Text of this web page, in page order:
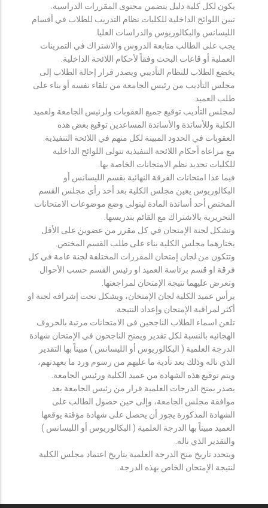
يكون لكل كلية دليل يتضمن محتوى المقررات الدراسية.
تبين اللوائح الداخلية للكليات نظام التدريب للطلاب في أقسام
الليسانس والبكالوريوس والدراسات العليا.
يجب على الطالب متابعة الدروس والاشتراك في التمرينات
العملية أو قاعات البحث وفقاً لأحكام اللائحة الداخلية.
يخضع الطلاب للنظام التأديبي ويصدر قرار إحالة الطلاب إلى
مجلس التأديب من رئيس الجامعة من تلقاء نفسه أو بناء على
طلب العميد.
لمجلس التأديب توقيع جميع العقوبات ولرئيس الجامعة ولعميد
الكلية وللأساتذة والأساتذة المساعدين توقيع بعض هذه
العقوبات في الحدود المبينة لكل منهم في اللائحة التنفيذية.
مع مراعاة أحكام اللائحة التنفيذية تتولى اللوائح الداخلية
للكليات تحديد نظم الامتحانات الخاصة بها.
فيما عدا امتحانات الفرقة النهائية بقسم الليسانس أو
البكالوريوس يعين مجلس الكلية بعد أخذ رأي مجلس القسم
المختص أحد أساتذة المادة ليتولى وضع موضوعات الامتحانات
التحريرية بالاشتراك مع القائم بتدريسها.
وتشكل لجنة الإمتحان في كل مقرر من عضوين على الأقل
يختارهما مجلس الكلية بناء على طلب القسم المختص.
وتتكون من لجان إمتحان المقررات المختلفة لجنة عامة في كل
فرقة او قسم برئاسة العميد او رئيس القسم حسب الأحوال
وتعرض عليهما نتيجة الإمتحان لمراجعتها.
يرأس عميد الكلية لجان الإمتحان، ويشكل تحت إشرافه لجنة او
أكثر لمراقبة الإمتحان وإعداد النتيجة.
تلعن اسماء الطلاب الناجحين فى الامتحانات مرتبة بالحروف
الهجائيه بالنسبة لكل تقدير ويمنح الناجحون في الإمتحان شهادة
الدرجة العلمية ( البكالوريوس أو الليسانس ) مبيناً بها التقدير
الذي ناله وذلك بعد تأدية ما عليهم من رسوم ورد ما بعهدتهم،
ويتم توقيع هذه الشهادة من عميد الكلية ورئيس الجامعة.
يصدر بمنح الدرجات العلمية قرار من رئيس الجامعة بعد
موافقة مجلس الجامعة، وإلى حين حصول الطالب على
الشهادة المذكورة يجوز أن يحصل على شهادة مؤقتة يوقعها
العميد مبيناً بها الدرجة العلمية ( البكالوريوس أو الليسانس )
والتقدير الذي ناله.
ويتحدد تاريخ منح الدرجة العلمية بتاريخ اعتماد مجلس الكلية
لنتيجة الإمتحان الخاص بهذه الدرجة.